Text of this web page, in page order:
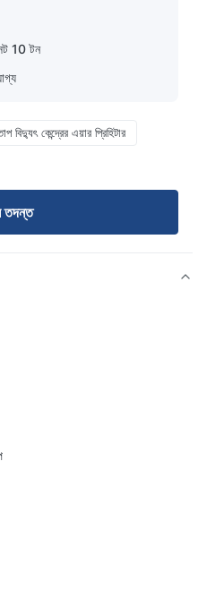
10 টন
বিদ্যুৎ কেন্দ্রের এয়ার প্রিহিটার
তদন্ত